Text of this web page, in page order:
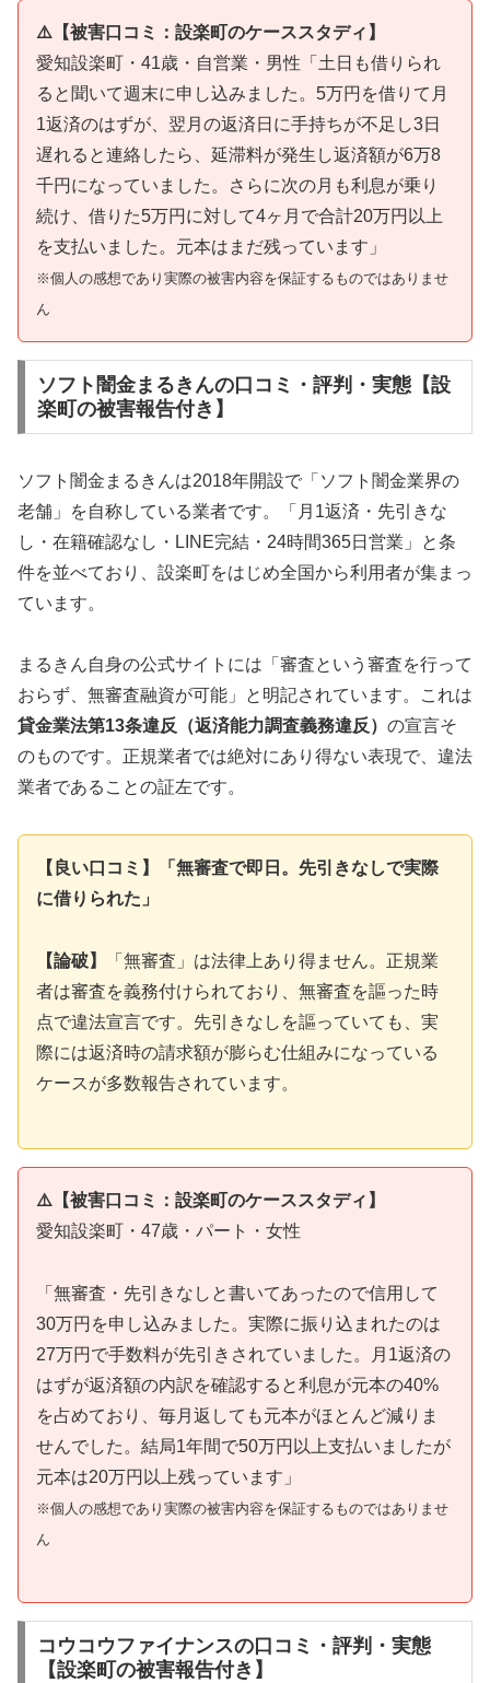
⚠️【被害口コミ：設楽町のケーススタディ】
愛知設楽町・41歳・自営業・男性「土日も借りられ
ると聞いて週末に申し込みました。5万円を借りて月
1返済のはずが、翌月の返済日に手持ちが不足し3日
遅れると連絡したら、延滞料が発生し返済額が6万8
千円になっていました。さらに次の月も利息が乗り
続け、借りた5万円に対して4ヶ月で合計20万円以上
を支払いました。元本はまだ残っています」
※個人の感想であり実際の被害内容を保証するものではありませ
ん
ソフト闇金まるきんの口コミ・評判・実態【設
楽町の被害報告付き】
ソフト闇金まるきんは2018年開設で「ソフト闇金業界の
老舗」を自称している業者です。「月1返済・先引きな
し・在籍確認なし・LINE完結・24時間365日営業」と条
件を並べており、設楽町をはじめ全国から利用者が集まっ
ています。
まるきん自身の公式サイトには「審査という審査を行って
おらず、無審査融資が可能」と明記されています。これは
貸金業法第13条違反（返済能力調査義務違反） の宣言そ
のものです。正規業者では絶対にあり得ない表現で、違法
業者であることの証左です。
【良い口コミ】「無審査で即日。先引きなしで実際
に借りられた」
【論破】
「無審査」は法律上あり得ません。正規業
者は審査を義務付けられており、無審査を謳った時
点で違法宣言です。先引きなしを謳っていても、実
際には返済時の請求額が膨らむ仕組みになっている
ケースが多数報告されています。
⚠️【被害口コミ：設楽町のケーススタディ】
愛知設楽町・47歳・パート・女性
「無審査・先引きなしと書いてあったので信用して
30万円を申し込みました。実際に振り込まれたのは
27万円で手数料が先引きされていました。月1返済の
はずが返済額の内訳を確認すると利息が元本の40%
を占めており、毎月返しても元本がほとんど減りま
せんでした。結局1年間で50万円以上支払いましたが
元本は20万円以上残っています」
※個人の感想であり実際の被害内容を保証するものではありませ
ん
コウコウファイナンスの口コミ・評判・実態
【設楽町の被害報告付き】